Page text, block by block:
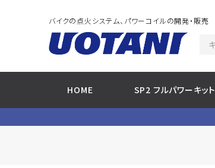
バイクの点火システム、パワーコイルの開発・販売
HOME SP2 フルパワーキット